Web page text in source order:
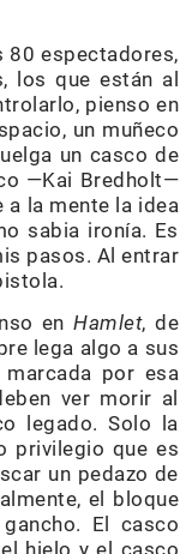
80 espectadores,
los que están al
pienso en
un muñeco
un casco de
—Kai Bredholt—
a la mente la idea
sabia ironía. Es
pasos. Al entrar
enHamlet, de
lega algo a sus
por esa
ver morir al
legado. Solo la
privilegio que es
un pedazo de
el bloque
El casco
hielo y el casco